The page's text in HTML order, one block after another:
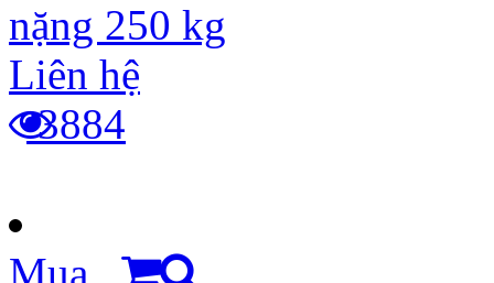
nặng 250 kg
Liên hệ
3884
Mua